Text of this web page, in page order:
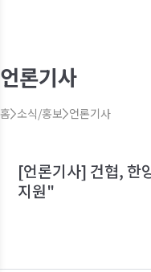
언론기사
홈 소식/홍보 언론기사
[언론기사] 건협, 한
지원"